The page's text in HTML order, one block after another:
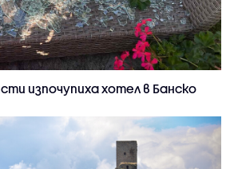
изпочупиха хотел в Банско